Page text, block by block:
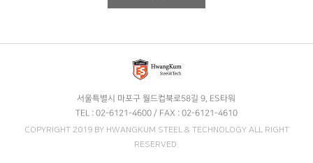
서울특별시 마포구 월드컵북로58길 9, ES타워
TEL : 02-6121-4600 / FAX : 02-6121-4610
COPYRIGHT 2019 BY HWANGKUM STEEL & TECHNOLOGY ALL RIGHT
RESERVED.